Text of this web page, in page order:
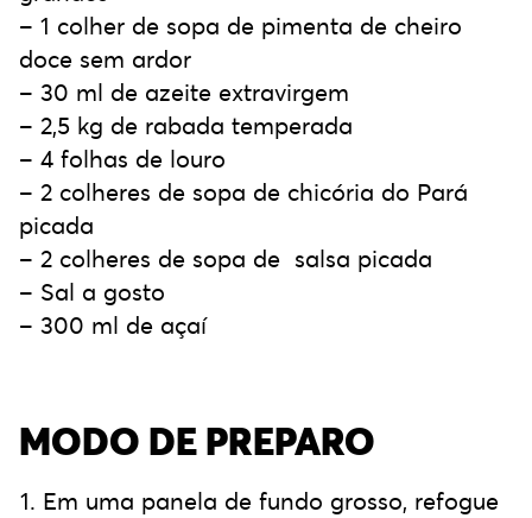
– 1 colher de sopa de pimenta de cheiro
doce sem ardor
– 30 ml de azeite extravirgem
– 2,5 kg de rabada temperada
– 4 folhas de louro
– 2 colheres de sopa de chicória do Pará
picada
– 2 colheres de sopa de salsa picada
– Sal a gosto
– 300 ml de açaí
MODO DE PREPARO
Em uma panela de fundo grosso, refogue